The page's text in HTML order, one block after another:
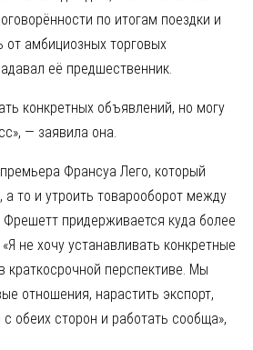
по итогам поездки и
от амбициозных торговых
её предшественник.
конкретных объявлений, но могу
— заявила она.
Франсуа Лего, который
а то и утроить товарооборот между
придерживается куда более
не хочу устанавливать конкретные
перспективе. Мы
отношения, нарастить экспорт,
обеих сторон и работать сообща»,